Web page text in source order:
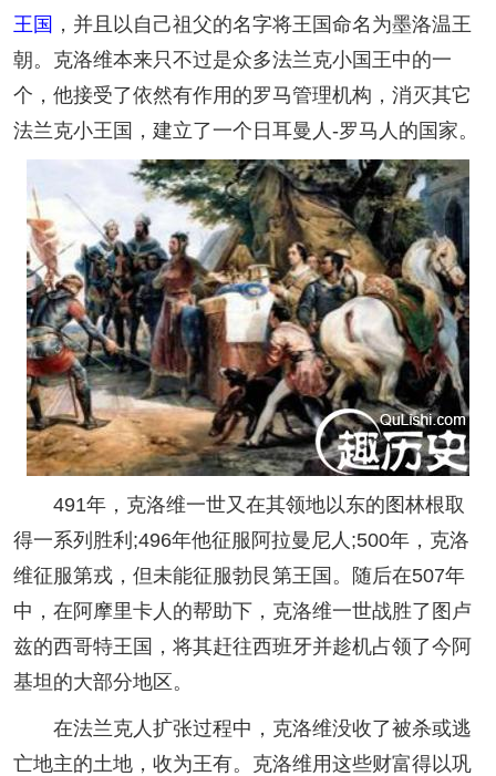
王国 ，并且以自己祖父的名字将王国命名为墨洛温王
朝。克洛维本来只不过是众多法兰克小国王中的一
个，他接受了依然有作用的罗马管理机构，消灭其它
法兰克小王国，建立了一个日耳曼人-罗马人的国家。
491年，克洛维一世又在其领地以东的图林根取
得一系列胜利;496年他征服阿拉曼尼人;500年，克洛
维征服第戎，但未能征服勃艮第王国。随后在507年
中，在阿摩里卡人的帮助下，克洛维一世战胜了图卢
兹的西哥特王国，将其赶往西班牙并趁机占领了今阿
基坦的大部分地区。
在法兰克人扩张过程中，克洛维没收了被杀或逃
亡地主的土地，收为王有。克洛维用这些财富得以巩